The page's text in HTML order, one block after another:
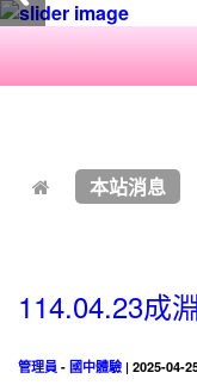
本站消息
114.04.23成
管理員 - 國中體驗 | 2025-04-